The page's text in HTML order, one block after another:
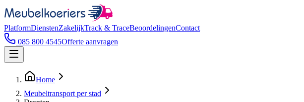
PlatformDienstenZakelijkTrack & TraceBeoordelingenContact
085 800 4545Offerte aanvragen
Home
Meubeltransport per stad